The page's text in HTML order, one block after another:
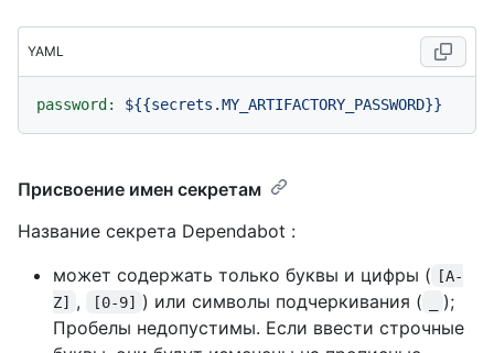
YAML
password: ${{secrets.MY_ARTIFACTORY_PASSWORD}}
Присвоение имен секретам
Название секрета Dependabot :
может содержать только буквы и цифры ( [A-
Z] , [0-9] ) или символы подчеркивания (
);
Пробелы недопустимы. Если ввести строчные